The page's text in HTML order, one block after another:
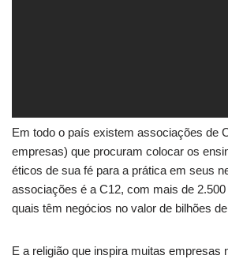
Em todo o país existem associações de
empresas) que procuram colocar os
éticos de sua fé para a prática em seus
associações é a C12, com mais de
quais têm negócios no valor de bilhões
E a religião que inspira muitas empresas